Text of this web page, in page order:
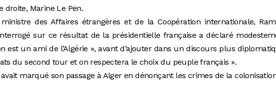
droite, Marine Le Pen.
des Affaires étrangères et de la Coopération internationale,
sur ce résultat de la présidentielle française a déclaré
est un ami de l’Algérie », avant d’ajouter dans un discours plus
du second tour et on respectera le choix du peuple français ».
marqué son passage à Alger en dénonçant les crimes de la